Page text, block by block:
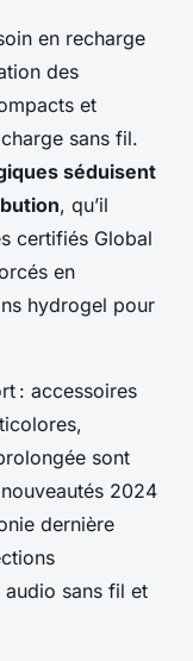
en recharge
des
et
sans fil.
séduisent
, qu’il
certifiés Global
en
hydrogel pour
: accessoires
sont
2024
dernière
sans fil et